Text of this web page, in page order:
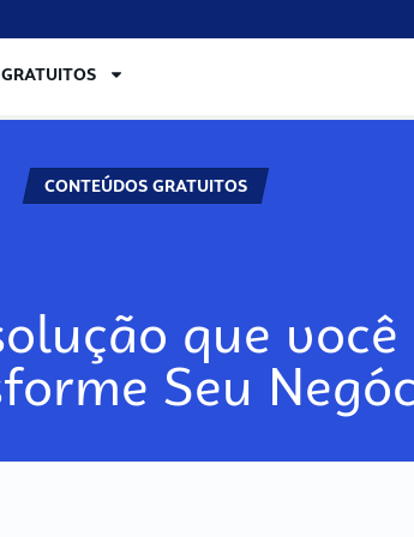
CONTEÚDOS GRATUITOS
que você
Seu